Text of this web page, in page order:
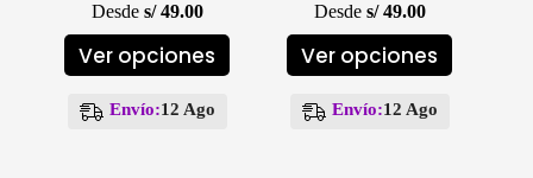
Desde s/49.00
Ver opciones
Este
producto
múltiples
Envío:12 Ago
Desde s/49.00
Ver opciones
Este
producto
múltiples
Envío:12 Ago